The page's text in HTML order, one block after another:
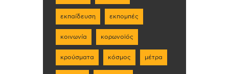
εκπαίδευση εκπομπές
κοινωνία κορωνοϊός
κρούσματα κόσμος μέτρα